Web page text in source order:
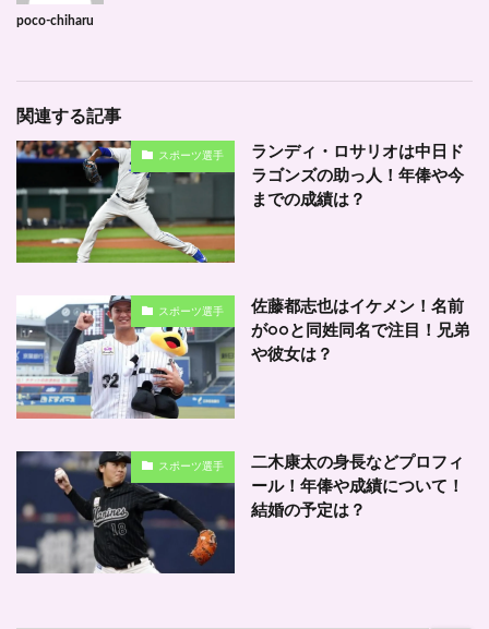
poco-chiharu
関連する記事
スポーツ選手
ランディ・ロサリオは中日ド
ラゴンズの助っ人！年俸や今
までの成績は？
スポーツ選手
佐藤都志也はイケメン！名前
が○○と同姓同名で注目！兄弟
や彼女は？
スポーツ選手
二木康太の身長などプロフィ
ール！年俸や成績について！
結婚の予定は？